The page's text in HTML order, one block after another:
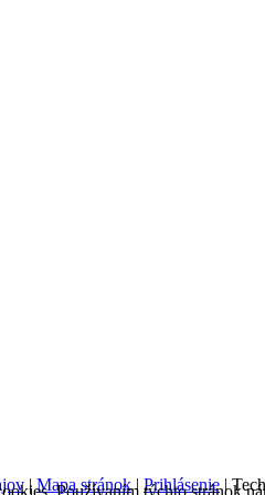
|Mapa stránok| Prihlásenie|
Používaním týchto stránok